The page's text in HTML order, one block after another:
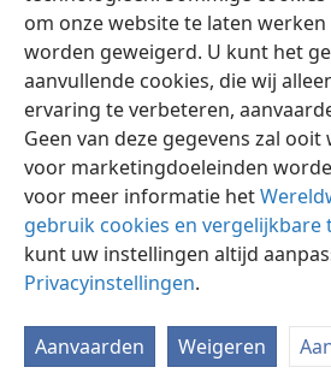
om onze website te laten
worden geweigerd. U kunt het
aanvullende cookies, die wij
ervaring te verbeteren,
Geen van deze gegevens zal
voor marketingdoeleinden
voor meer informatie het
gebruik cookies en vergelijkbare
kunt uw instellingen altijd
Privacyinstellingen.
Aanvaarden Weigeren
Nederlands
Copyright © 2026 Watch Tower Bible and
Gebruiksvoorwaarden Privacybeleid
JW.ORG